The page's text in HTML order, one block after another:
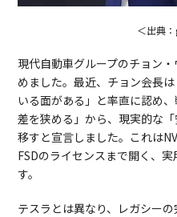
＜出典
現代自動車グループのチョン
めました。最近、チョン会長
いる面がある」と率直に認め
差を狭める」から、現実的な
移すと宣言しました。これは
FSDのライセンスまで開く、
す。
テスラとは異なり、レガシー